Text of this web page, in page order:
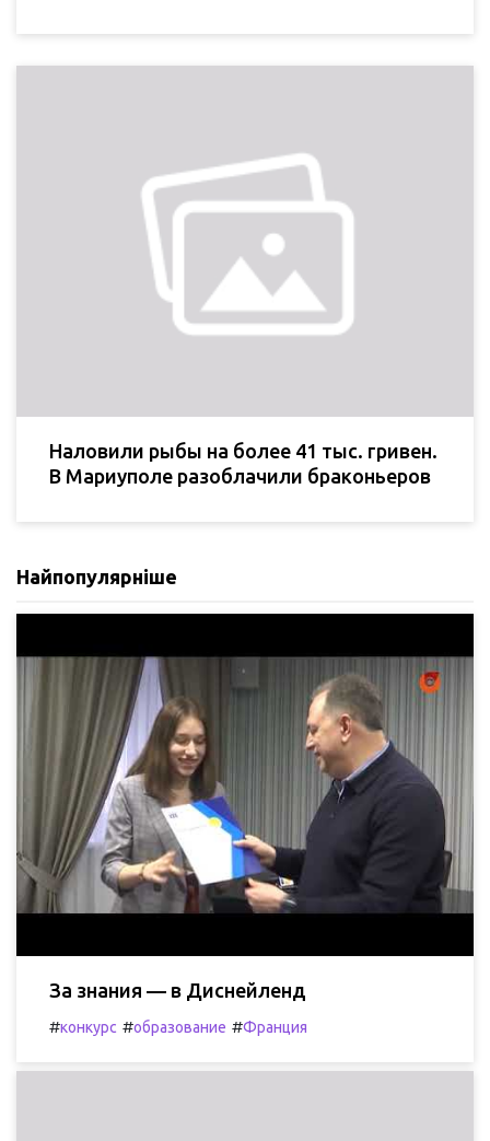
Наловили рыбы на более 41 тыс. гривен.
В Мариуполе разоблачили браконьеров
Найпопулярніше
За знания — в Диснейленд
#конкурс #образование #Франция